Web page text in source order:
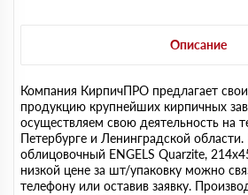
Описание
Компания КирпичПРО предлагает
продукцию крупнейших кирпичных
осуществляем свою деятельность на
Петербурге и Ленинградской
облицовочный ENGELS Quarzite,
низкой цене за шт/упаковку можно
телефону или оставив заявку.